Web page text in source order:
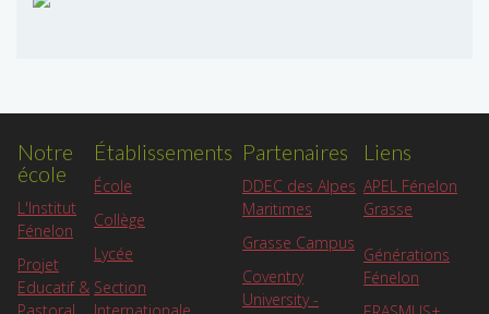
Notre
école
L'Institut
Fénelon
Projet
Educatif &
Établissements
École
Collège
Lycée
Section
Partenaires
DDEC des Alpes
Maritimes
Grasse Campus
Coventry
University -
Liens
APEL Fénelon
Grasse
Générations
Fénelon